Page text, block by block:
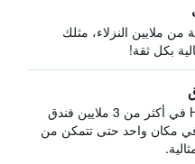
من ملايين النزلاء، مثلك
بكل ثقة!
يبحث HotelsCombined في أكثر من 3 ملايين فندق
مكان واحد حتى تتمكن من